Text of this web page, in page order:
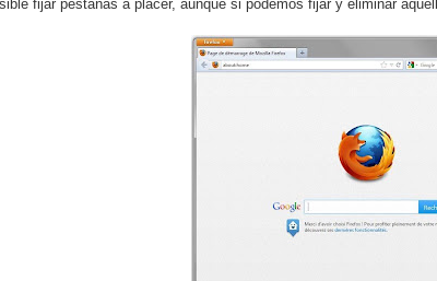
fijar pestañas a placer, aunque si podemos fijar y eliminar